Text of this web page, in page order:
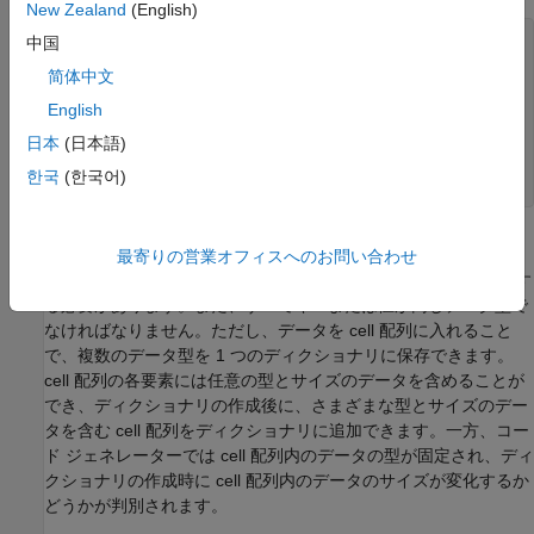
function
d("Tomato"
d(
"Carrot"
d("Mango"
d("Mushroom"
end
ディクショナリでの cell の使用
MATLAB ディクショナリでは、すべてのキーと値をスカラーにす
る必要があります。また、すべてキーまたは値が同じデータ型で
なければなりません。ただし、データを cell 配列に入れること
で、複数のデータ型を 1 つのディクショナリに保存できます。
cell 配列の各要素には任意の型とサイズのデータを含めることが
でき、ディクショナリの作成後に、さまざまな型とサイズのデー
タを含む cell 配列をディクショナリに追加できます。一方、コー
ド ジェネレーターでは cell 配列内のデータの型が固定され、ディ
クショナリの作成時に cell 配列内のデータのサイズが変化するか
どうかが判別されます。
New Zealand (English)
中国
简体中文
English
日本 (日本語)
한국 (한국어)
最寄りの営業オフィスへのお問い合わせ